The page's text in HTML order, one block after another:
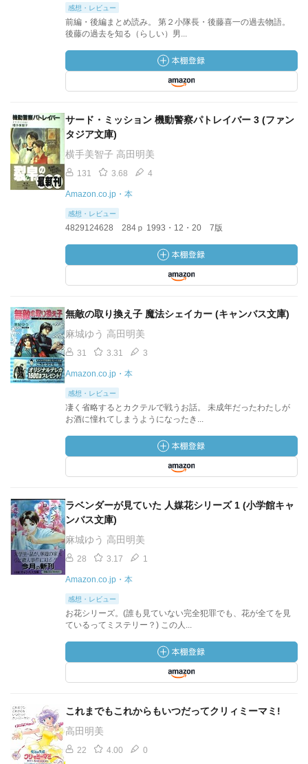
感想・レビュー
前編・後編まとめ読み。 第２小隊長・後藤喜一の過去物語。
後藤の過去を知る（らしい）男...
サード・ミッション 機動警察パトレイバー 3 (ファン
タジア文庫)
横手美智子 高田明美
131 3.68 4
Amazon.co.jp・本
感想・レビュー
4829124628 284ｐ 1993・12・20 7版
無敵の取り換え子 魔法シェイカー (キャンバス文庫)
麻城ゆう 高田明美
31 3.31 3
Amazon.co.jp・本
感想・レビュー
凄く省略するとカクテルで戦うお話。 未成年だったわたしが
お酒に憧れてしまうようになったき...
ラベンダーが見ていた 人媒花シリーズ 1 (小学館キャ
ンバス文庫)
麻城ゆう 高田明美
28 3.17 1
Amazon.co.jp・本
感想・レビュー
お花シリーズ。(誰も見ていない完全犯罪でも、花が全てを見
ているってミステリー？) この人...
これまでもこれからもいつだってクリィミーマミ!
高田明美
22 4.00 0